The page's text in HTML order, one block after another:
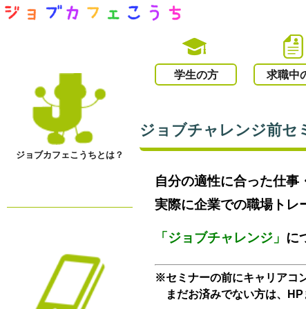
学生の方 求職中
ジョブカフェこうちとは？
ジョブチャレンジ前セ
自分の適性に合った仕事
実際に企業での職場トレ
「ジョブチャレンジ」 に
※セミナーの前にキャリアコ
まだお済みでない方は、HP